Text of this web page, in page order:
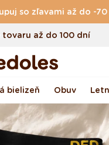
so zľavami až do -70
až do 100 dní
navrhnutý u nás
do <48 hod
bielizeň Obuv